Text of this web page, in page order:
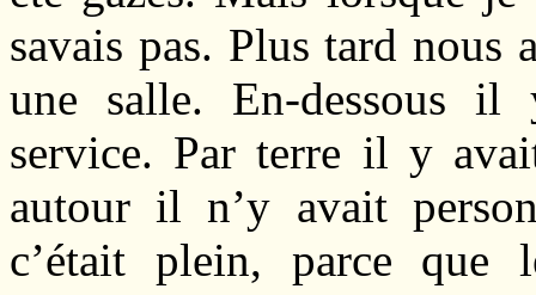
savais pas. Plus tard nous
une salle. En-dessous
service. Par terre il y
autour il n’y avait
c’était plein, parce que